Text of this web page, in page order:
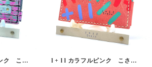
ジャンキートリコピンク こさいふ 本革
l + l l カラフルピンク こさいふ 本革